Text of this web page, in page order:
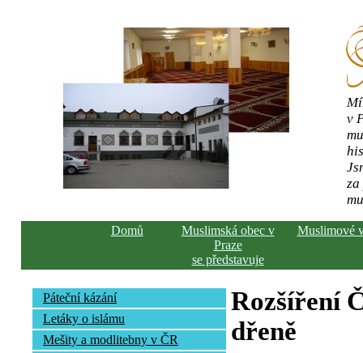
v
Domů
Muslimská obec v
Praze
se představuje
Muslimové
Páteční kázání
Letáky o islámu
Mešity a modlitebny v ČR
Rozšíření
dřeně